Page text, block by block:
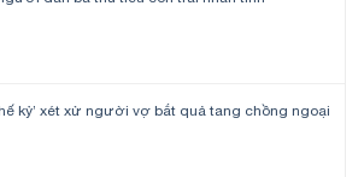
kỷ’ xét xử người vợ bắt quả tang chồng ngoại